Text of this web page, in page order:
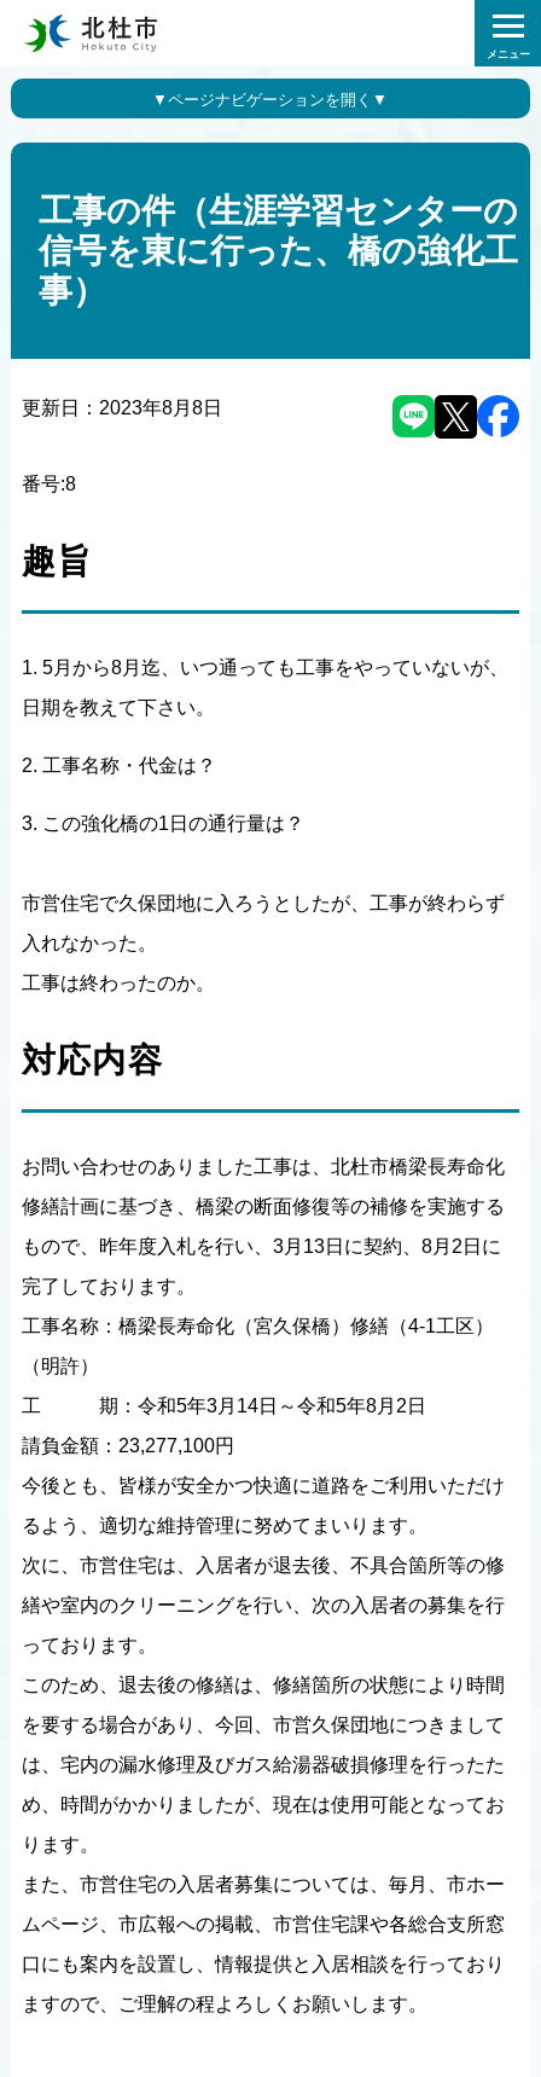
メニュー
工事の件（生涯学習センターの
信号を東に行った、橋の強化工
事）
更新日： 2023年8月8日
番号:8
趣旨
1. 5月から8月迄、いつ通っても工事をやっていないが、
日期を教えて下さい。
2. 工事名称・代金は？
3. この強化橋の1日の通行量は？
市営住宅で久保団地に入ろうとしたが、工事が終わらず
入れなかった。
工事は終わったのか。
対応内容
お問い合わせのありました工事は、北杜市橋梁長寿命化
修繕計画に基づき、橋梁の断面修復等の補修を実施する
もので、昨年度入札を行い、3月13日に契約、8月2日に
完了しております。
工事名称：橋梁長寿命化（宮久保橋）修繕（4-1工区）
（明許）
工 期：令和5年3月14日～令和5年8月2日
請負金額：23,277,100円
今後とも、皆様が安全かつ快適に道路をご利用いただけ
るよう、適切な維持管理に努めてまいります。
次に、市営住宅は、入居者が退去後、不具合箇所等の修
繕や室内のクリーニングを行い、次の入居者の募集を行
っております。
このため、退去後の修繕は、修繕箇所の状態により時間
を要する場合があり、今回、市営久保団地につきまして
は、宅内の漏水修理及びガス給湯器破損修理を行ったた
め、時間がかかりましたが、現在は使用可能となってお
ります。
また、市営住宅の入居者募集については、毎月、市ホー
ムページ、市広報への掲載、市営住宅課や各総合支所窓
口にも案内を設置し、情報提供と入居相談を行っており
ますので、ご理解の程よろしくお願いします。